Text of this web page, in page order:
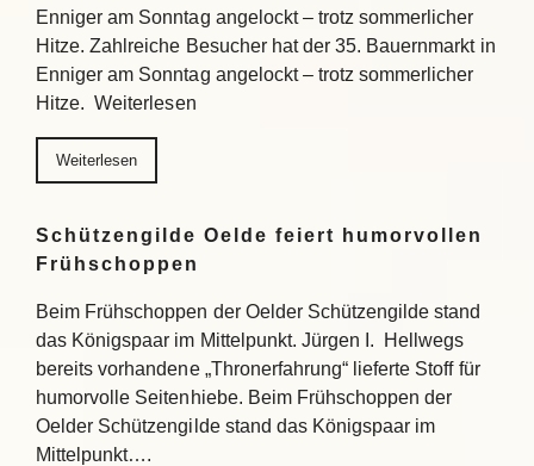
Enniger am Sonntag angelockt – trotz sommerlicher
Hitze. Zahlreiche Besucher hat der 35. Bauernmarkt in
Enniger am Sonntag angelockt – trotz sommerlicher
Hitze. Weiterlesen
Weiterlesen
Schützengilde Oelde feiert humorvollen
Frühschoppen
Beim Frühschoppen der Oelder Schützengilde stand
das Königspaar im Mittelpunkt. Jürgen I. Hellwegs
bereits vorhandene „Thronerfahrung“ lieferte Stoff für
humorvolle Seitenhiebe. Beim Frühschoppen der
Oelder Schützengilde stand das Königspaar im
Mittelpunkt….